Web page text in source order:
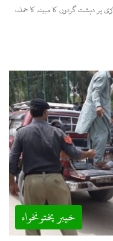
پر دہشت گردوں کا مبینہ کا حملہ،
خیبر پختونخواہ